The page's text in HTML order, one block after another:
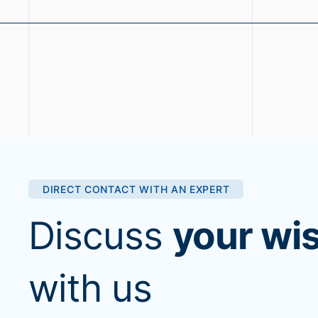
DIRECT CONTACT WITH AN EXPERT
Discuss your
with us